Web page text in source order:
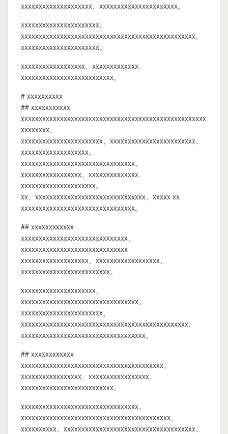
xxxxxxxxxxxxxxxxxxxx、xxxxxxxxxxxxxxxxxxxxxx。
xxxxxxxxxxxxxxxxxxxxxx。
xxxxxxxxxxxxxxxxxxxxxxxxxxxxxxxxxxxxxxxxxxxxxxxxx、
xxxxxxxxxxxxxxxxxxxxxx。
xxxxxxxxxxxxxxxxxx、xxxxxxxxxxxxx、
xxxxxxxxxxxxxxxxxxxxxxxxxx。
# xxxxxxxxxx
## xxxxxxxxxxx
xxxxxxxxxxxxxxxxxxxxxxxxxxxxxxxxxxxxxxxxxxxxxxxxxxxx
xxxxxxxx。
xxxxxxxxxxxxxxxxxxxxxxx、xxxxxxxxxxxxxxxxxxxxxxxx、
xxxxxxxxxxxxxxxxxxx。
xxxxxxxxxxxxxxxxxxxxxxxxxxxxxxxx、
xxxxxxxxxxxxxxxxx、xxxxxxxxxxxxxx
xxxxxxxxxxxxxxxxxxxxx。
xx、xxxxxxxxxxxxxxxxxxxxxxxxxxxxxxx、xxxxx xx
xxxxxxxxxxxxxxxxxxxxxxxxxxxxxxxx。
## xxxxxxxxxxxx
xxxxxxxxxxxxxxxxxxxxxxxxxxxxxx、
xxxxxxxxxxxxxxxxxxxxxxxxxxxxxx
xxxxxxxxxxxxxxxxxxx、xxxxxxxxxxxxxxxxxx、
xxxxxxxxxxxxxxxxxxxxxxxxx。
xxxxxxxxxxxxxxxxxxxxx、
xxxxxxxxxxxxxxxxxxxxxxxxxxxxxxxxx。
xxxxxxxxxxxxxxxxxxxxxxx、
xxxxxxxxxxxxxxxxxxxxxxxxxxxxxxxxxxxxxxxxxxxxxxx、
xxxxxxxxxxxxxxxxxxxxxxxxxxxxxxxxxxx。
## xxxxxxxxxxxx
xxxxxxxxxxxxxxxxxxxxxxxxxxxxxxxxxxxxxxxx。
xxxxxxxxxxxxxxxxx、xxxxxxxxxxxxxxxxx、
xxxxxxxxxxxxxxxxxxxxxxxxxx。
xxxxxxxxxxxxxxxxxxxxxxxxxxxxxxxxx。
xxxxxxxxxxxxxxxxxxxxxxxxxxxxxxxxxxxxxxxxxx、
xxxxxxxxxx、xxxxxxxxxxxxxxxxxxxxxxxxxxxxxxxxxxxxx、